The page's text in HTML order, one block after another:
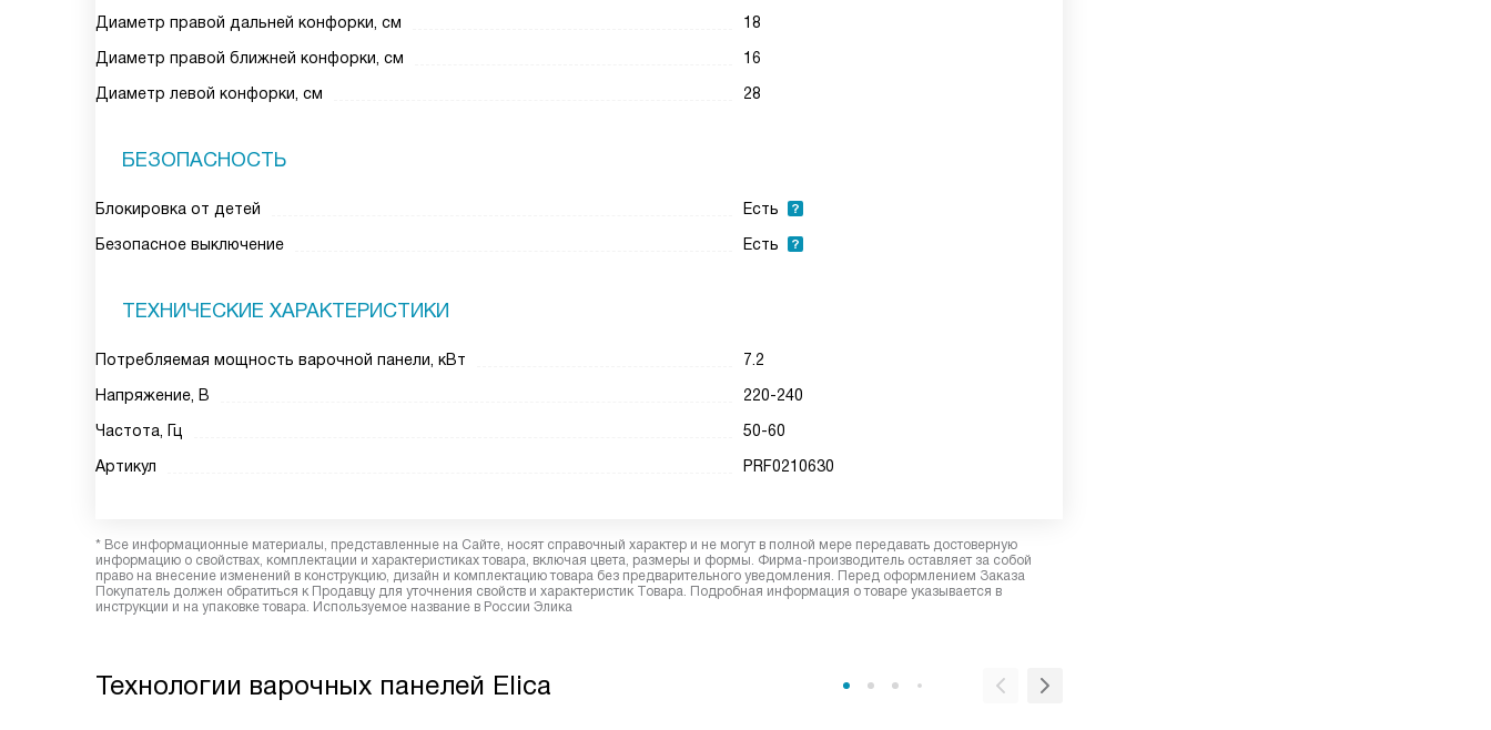
Диаметр правой дальней конфорки, см
18
Диаметр правой ближней конфорки, см
16
Диаметр левой конфорки, см
28
БЕЗОПАСНОСТЬ
Блокировка от детей
Есть
Безопасное выключение
Есть
ТЕХНИЧЕСКИЕ ХАРАКТЕРИСТИКИ
Потребляемая мощность варочной панели, кВт
7.2
Напряжение, В
220-240
Частота, Гц
50-60
Артикул
PRF0210630
* Все информационные материалы, представленные на Сайте, носят справочный характер и не могут в полной мере передавать достоверную
информацию о свойствах, комплектации и характеристиках товара, включая цвета, размеры и формы. Фирма-производитель оставляет за собой
право на внесение изменений в конструкцию, дизайн и комплектацию товара без предварительного уведомления. Перед оформлением Заказа
Покупатель должен обратиться к Продавцу для уточнения свойств и характеристик Товара. Подробная информация о товаре указывается в
инструкции и на упаковке товара. Используемое название в России Элика
Технологии варочных панелей Elica